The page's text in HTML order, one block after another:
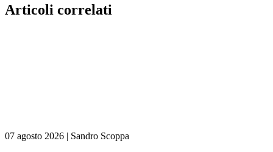
Articoli correlati
07 agosto 2026 | Sandro Scoppa